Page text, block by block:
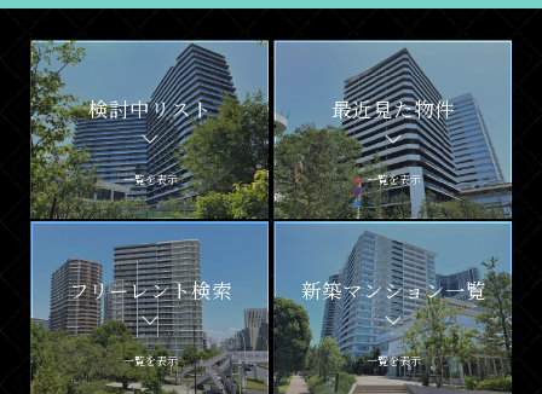
検討中リスト
一覧を表示
最近見た物件
一覧を表示
フリーレント検索
一覧を表示
新築マンション一覧
一覧を表示